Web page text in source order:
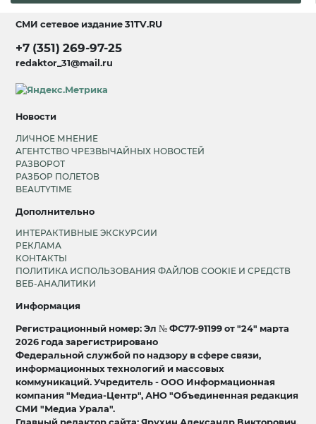
СМИ сетевое издание31TV.RU
+7 (351) 269-97-25
redaktor_31@mail.ru
Новости
ЛИЧНОЕ МНЕНИЕ
АГЕНТСТВО ЧРЕЗВЫЧАЙНЫХ НОВОСТЕЙ
РАЗВОРОТ
РАЗБОР ПОЛЕТОВ
BEAUTYTIME
Дополнительно
ИНТЕРАКТИВНЫЕ ЭКСКУРСИИ
РЕКЛАМА
КОНТАКТЫ
ПОЛИТИКА ИСПОЛЬЗОВАНИЯ ФАЙЛОВ COOKIE И СРЕДСТВ
ВЕБ-АНАЛИТИКИ
Информация
Регистрационный номер: Эл № ФС77-91199 от "24" марта
2026 года зарегистрировано
Федеральной службой по надзору в сфере связи,
информационных технологий и массовых
коммуникаций. Учредитель - ООО Информационная
компания "Медиа-Центр", АНО "Объединенная редакция
СМИ "Медиа Урала".